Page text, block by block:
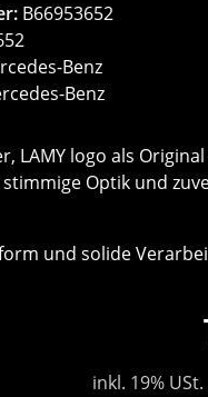
B66953652
Benz
Benz
LAMY logo als
Optik und
und solide
inkl. 19% USt.